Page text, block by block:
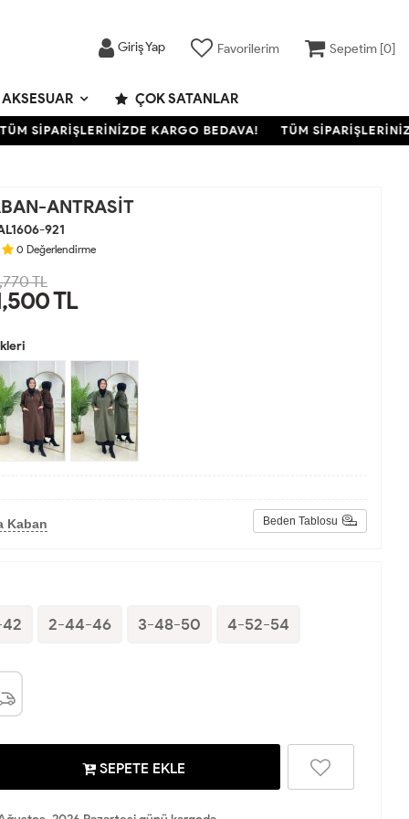
Giriş Yap Favorilerim Sepetim [0]
AKSESUAR ÇOK SATANLAR
SİPARİŞLERİNİZDE KARGO BEDAVA! TÜM
ANTRASİT
921
0 Değerlendirme
TL
TL
Kaban Beden Tablosu
2-44-46 3-48-50 4-52-54
SEPETE EKLE